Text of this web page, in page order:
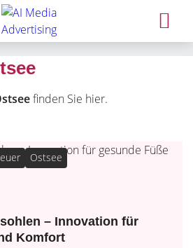
finden Sie hier.
Ostsee
– Innovation für
Komfort